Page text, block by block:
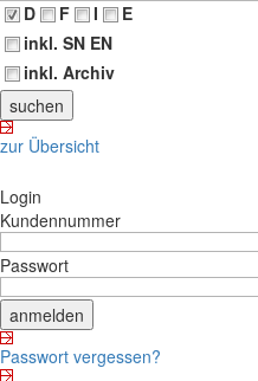
D
F I
E
inkl. SN EN
inkl. Archiv
zur Übersicht
Login
Kundennummer
Passwort
Passwort vergessen?